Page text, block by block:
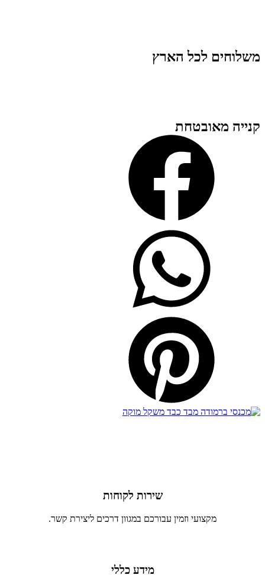
משלוחים לכל הארץ
קנייה מאובטחת
שירות לקוחות
מקצועי וזמין עבורכם במגוון דרכים ליצירת קשר.
מידע כללי